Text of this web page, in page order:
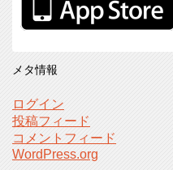
メタ情報
ログイン
投稿フィード
コメントフィード
WordPress.org